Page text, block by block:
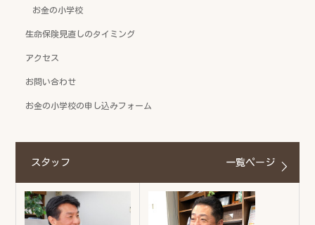
お金の小学校
生命保険見直しのタイミング
アクセス
お問い合わせ
お金の小学校の申し込みフォーム
スタッフ 一覧ページ